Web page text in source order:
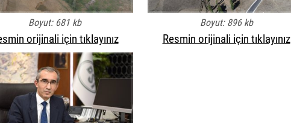
Boyut: 681 kb
orijinali için tıklayınız
Boyut: 896 kb
Resmin orijinali için tıklayınız